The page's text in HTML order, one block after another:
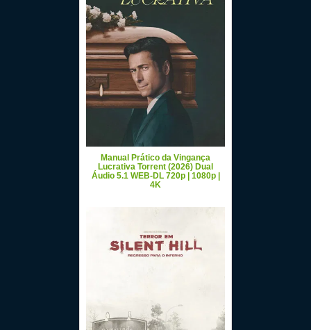
Manual Prático da Vingança
Lucrativa Torrent (2026) Dual
Áudio 5.1 WEB-DL 720p | 1080p |
4K